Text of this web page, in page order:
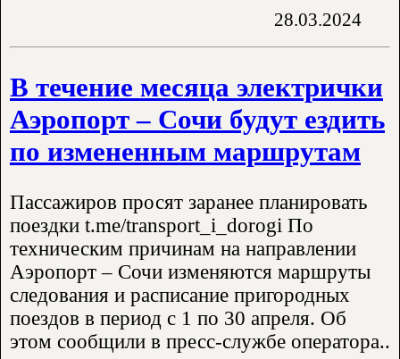
28.03.2024
В течение месяца электрички
Аэропорт – Сочи будут ездить
по измененным маршрутам
Пассажиров просят заранее планировать
поездки t.me/transport_i_dorogi По
техническим причинам на направлении
Аэропорт – Сочи изменяются маршруты
следования и расписание пригородных
поездов в период с 1 по 30 апреля. Об
этом сообщили в пресс-службе оператора..